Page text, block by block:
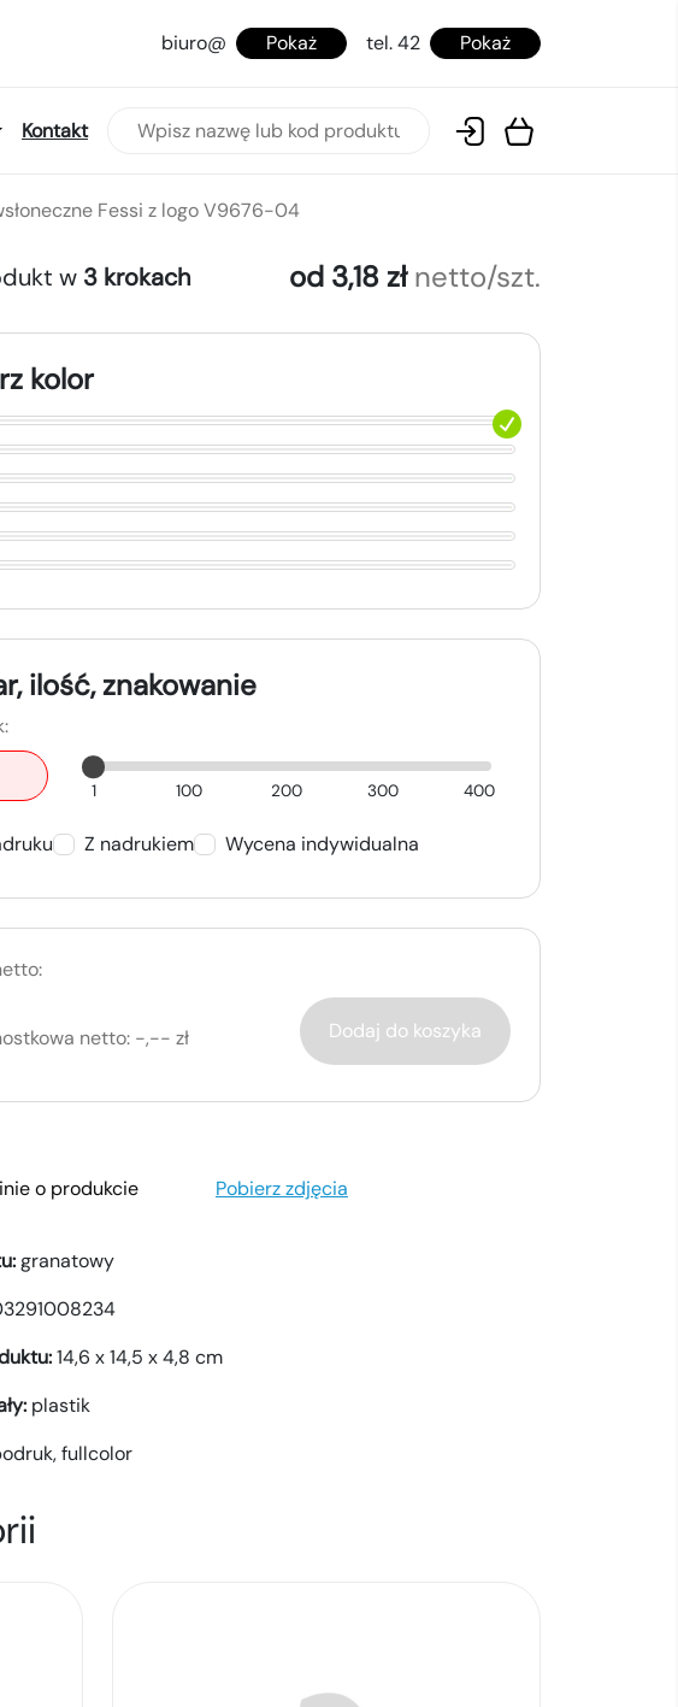
biuro@ Pokaż tel. 42 Pokaż
Kontakt
Fessi z logo V9676-04
w 3 krokach od 3,18 zł netto/szt.
kolor
ilość, znakowanie
1 100 200 300 400
Z nadrukiem Wycena indywidualna
netto: -,-- zł Dodaj do koszyka
o produkcie Pobierz zdjęcia
granatowy
14,6 x 14,5 x 4,8 cm
plastik
fullcolor